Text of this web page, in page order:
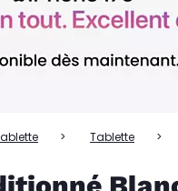
Tablette